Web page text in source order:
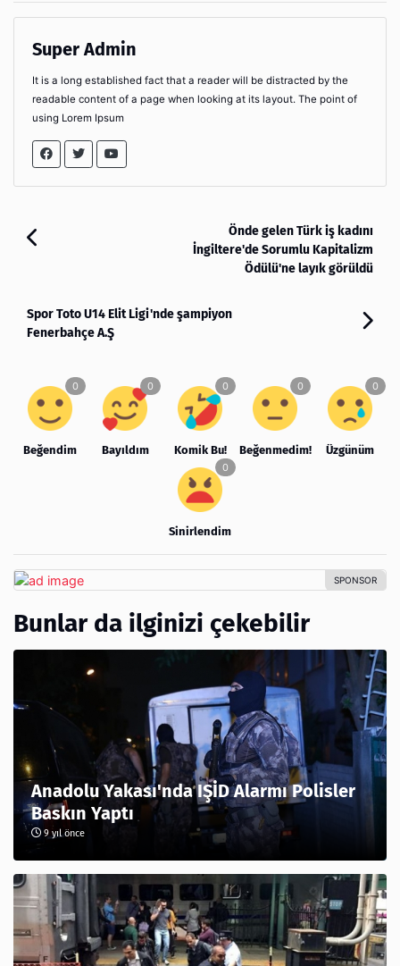
Super Admin
It is a long established fact that a reader will be distracted by the
readable content of a page when looking at its layout. The point of
using Lorem Ipsum
Önde gelen Türk iş kadını
İngiltere'de Sorumlu Kapitalizm
Ödülü'ne layık görüldü
Spor Toto U14 Elit Ligi'nde şampiyon
Fenerbahçe A.Ş
Beğendim Bayıldım Komik Bu! Beğenmedim! Üzgünüm
Sinirlendim
Bunlar da ilginizi çekebilir
Anadolu Yakası'nda IŞİD Alarmı Polisler
Baskın Yaptı
9 yıl önce